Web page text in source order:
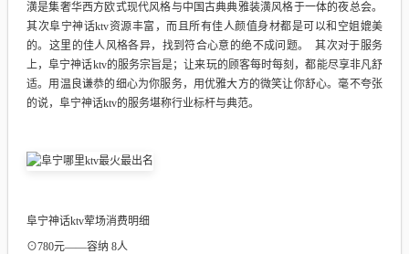
潢是集奢华西方欧式现代风格与中国古典典雅装潢风格于一体的夜总会。
其次阜宁神话ktv资源丰富，而且所有佳人颜值身材都是可以和空姐媲美
的。这里的佳人风格各异，找到符合心意的绝不成问题。 其次对于服务
上，阜宁神话ktv的服务宗旨是；让来玩的顾客每时每刻，都能尽享非凡舒
适。用温良谦恭的细心为你服务，用优雅大方的微笑让你舒心。毫不夸张
的说，阜宁神话ktv的服务堪称行业标杆与典范。
阜宁神话ktv荤场消费明细
⊙780元——容纳 8人